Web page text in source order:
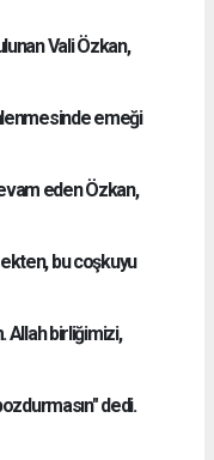
Vali Özkan,
emeği
eden Özkan,
bu coşkuyu
Allah birliğimizi,
dedi.